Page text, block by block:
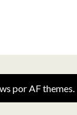
por AF themes.